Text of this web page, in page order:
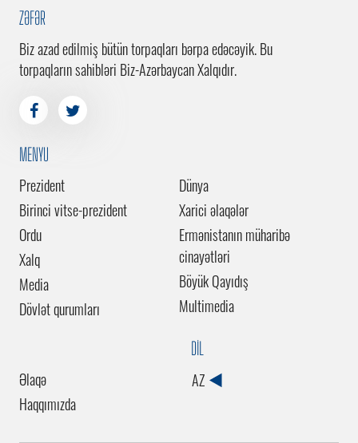
ZƏFƏR
Biz azad edilmiş bütün torpaqları bərpa edəcəyik. Bu
torpaqların sahibləri Biz-Azərbaycan Xalqıdır.
MENYU
Prezident
Birinci vitse-prezident
Ordu
Xalq
Media
Dövlət qurumları
Dünya
Xarici əlaqələr
Ermənistanın müharibə
cinayətləri
Böyük Qayıdış
Multimedia
Əlaqə
Haqqımızda
DİL
AZ